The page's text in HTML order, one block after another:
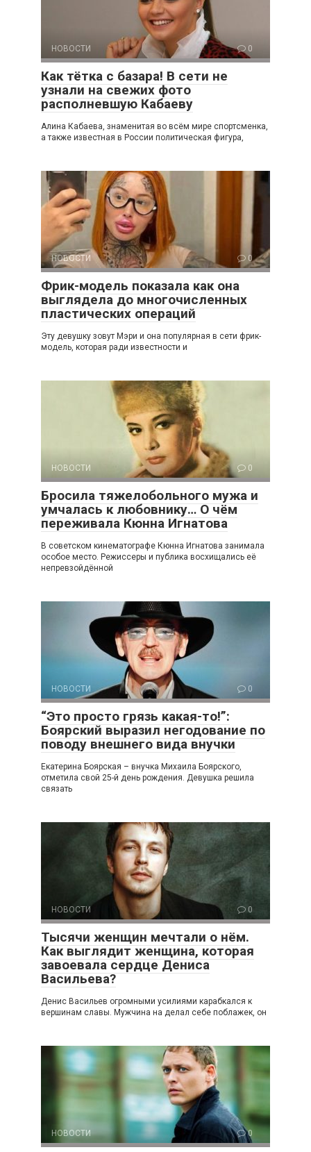
НОВОСТИ 0
Как тётка с базара! В сети не
узнали на свежих фото
располневшую Кабаеву
Алина Кабаева, знаменитая во всём мире спортсменка,
а также известная в России политическая фигура,
НОВОСТИ 0
Фрик-модель показала как она
выглядела до многочисленных
пластических операций
Эту девушку зовут Мэри и она популярная в сети фрик-
модель, которая ради известности и
НОВОСТИ 0
Бросила тяжелобольного мужа и
умчалась к любовнику… О чём
переживала Кюнна Игнатова
В советском кинематографе Кюнна Игнатова занимала
особое место. Режиссеры и публика восхищались её
непревзойдённой
НОВОСТИ 0
“Это просто грязь какая-то!”:
Боярский выразил негодование по
поводу внешнего вида внучки
Екатерина Боярская – внучка Михаила Боярского,
отметила свой 25-й день рождения. Девушка решила
связать
НОВОСТИ 0
Тысячи женщин мечтали о нём.
Как выглядит женщина, которая
завоевала сердце Дениса
Васильева?
Денис Васильев огромными усилиями карабкался к
вершинам славы. Мужчина на делал себе поблажек, он
НОВОСТИ 0